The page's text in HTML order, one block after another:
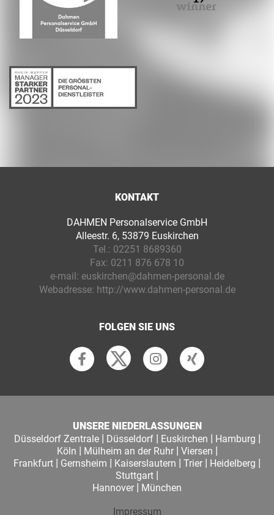
KONTAKT
DAHMEN Personalservice GmbH
Alleestr. 6, 53879 Euskirchen
Tel.: 02251 8689360
Fax: 0211 876 678 10
e-mail: euskirchen@dahmen-personal.de
Webadresse: http://www.dahmen-personal.de
FOLGEN SIE UNS
UNSERE NIEDERLASSUNGEN
Düsseldorf Zentrale| Düsseldorf| Euskirchen | Hamburg |
Köln | Mülheim an der Ruhr| Viersen |
Frankfurt | Gernsheim | Kaiserslautern | Trier | Heidelberg |
Stuttgart |
Hannover | München
Impressum